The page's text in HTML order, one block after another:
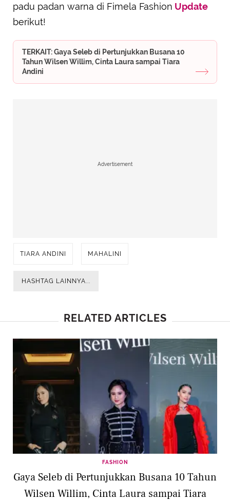
padu padan warna di Fimela Fashion Update
berikut!
TERKAIT: Gaya Seleb di Pertunjukkan Busana 10
Tahun Wilsen Willim, Cinta Laura sampai Tiara
Andini
Advertisement
TIARA ANDINI MAHALINI
HASHTAG LAINNYA...
RELATED ARTICLES
FASHION
Gaya Seleb di Pertunjukkan Busana 10 Tahun
Wilsen Willim, Cinta Laura sampai Tiara